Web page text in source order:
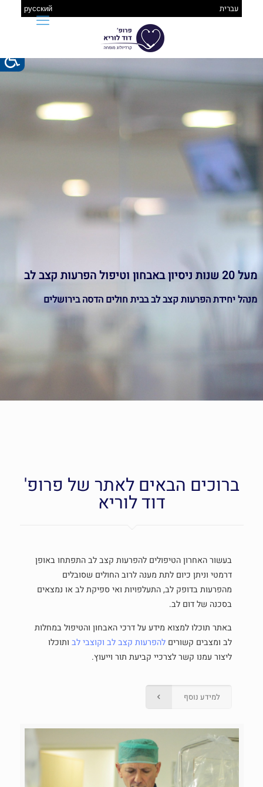
русский עברית
מעל 20 שנות ניסיון באבחון וטיפול הפרעות קצב לב
מנהל יחידת הפרעות קצב לב בבית חולים הדסה בירושלים
ברוכים הבאים לאתר של פרופ'
דוד לוריא
בעשור האחרון הטיפולים להפרעות קצב לב התפתחו באופן
דרמטי וניתן כיום לתת מענה לרוב החולים שסובלים
מהפרעות בדופק לב, התעלפויות ואי ספיקת לב או נמצאים
בסכנה של דום לב.
באתר תוכלו למצוא מידע על דרכי האבחון והטיפול במחלות
לב ומצבים קשוריםלהפרעות קצב לב וקוצבי לב ותוכלו
ליצור עמנו קשר לצרכיי קביעת תור וייעוץ.
למידע נוסף